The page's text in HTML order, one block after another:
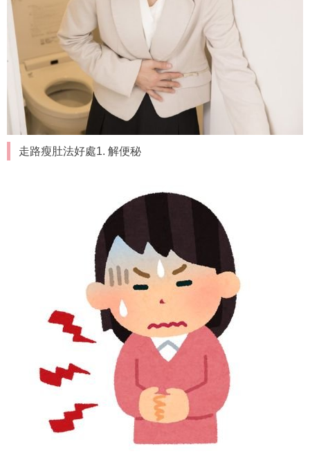
走路瘦肚法好處1. 解便秘